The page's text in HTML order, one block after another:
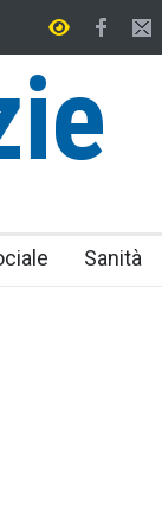
uniti
Sanità